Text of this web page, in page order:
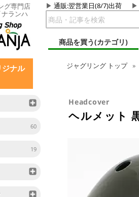
グ専門店
ランハ
通販:翌営業日(8/7)出荷
商品を買う(カテゴリ)
ナル
60
19
ジャグリング トップ
Headcover
ヘルメット